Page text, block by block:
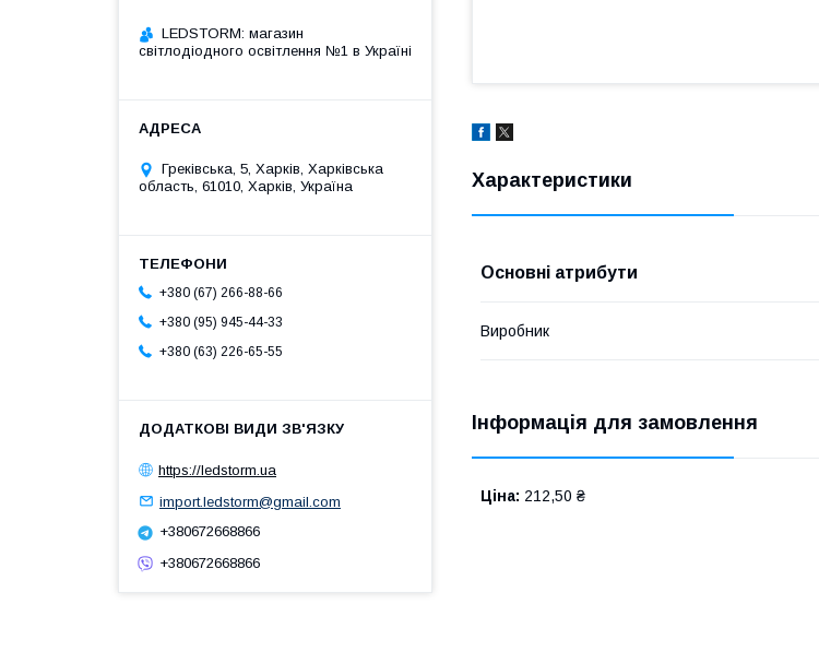
Характеристики
Основні атрибути
Виробник
Інформація для замовлення
Ціна: 212,50 ₴
LEDSTORM: магазин
світлодіодного освітлення №1 в Україні
Греківська, 5, Харків, Харківська
область, 61010, Харків, Україна
+380 (67) 266-88-66
+380 (95) 945-44-33
+380 (63) 226-65-55
https://ledstorm.ua
import.ledstorm@gmail.com
+380672668866
+380672668866